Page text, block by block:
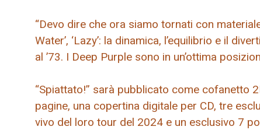
“Devo dire che ora siamo tornati con
Water’, ‘Lazy’: la dinamica, l’equilibrio e il
al ’73. I Deep Purple sono in un’ottima
“Spiattato!” sarà pubblicato come cofanetto
pagine, una copertina digitale per CD, tre
vivo del loro tour del 2024 e un esclusivo 7